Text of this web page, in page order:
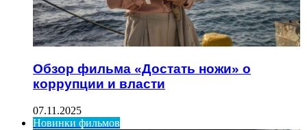
Обзор фильма «Достать ножи» о
коррупции и власти
07.11.2025
Новинки фильмов